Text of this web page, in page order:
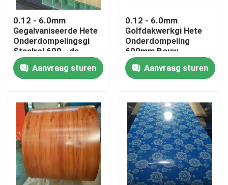
De Rol van het Tiscoroestvrije staal
de plaat van het roestvrij staalmetaal
GI staalrol
SS Staalpijp
Roestvrij staal Ronde Bar
0.12 - 6.0mm
Gegalvaniseerde Hete
Onderdompelingsgi
Staalrol 600 - de
1500mm Golfdeklaag
van het Bladzink
Aanvraag sturen
0.12 - 6.0mm
Golfdakwerkgi Hete
Onderdompeling
600mm Bouw
ISO9001 van de
StaalrolAanvraag sturen